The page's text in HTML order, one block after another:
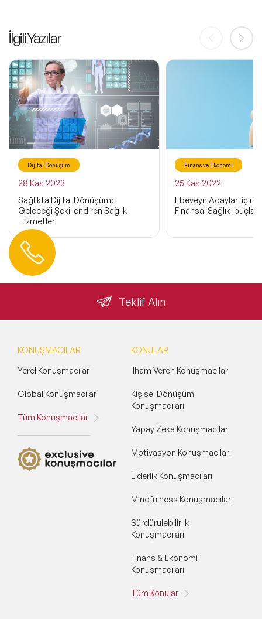
İlgili Yazılar
Dijital Dönüşüm
28 Kas 2023
Sağlıkta Dijital Dönüşüm:
Geleceği Şekillendiren Sağlık
Hizmetleri
Finans ve Ekonomi
25 Kas 2022
Ebeveyn Adayları için
Finansal Sağlık İpuçları
Teklif Alın
Hemen Ulaşın
KONUŞMACILAR
Yerel Konuşmacılar
Global Konuşmacılar
Tüm Konuşmacılar
KONULAR
İlham Veren Konuşmacılar
Kişisel Dönüşüm
Konuşmacıları
Yapay Zeka Konuşmacıları
Motivasyon Konuşmacıları
Liderlik Konuşmacıları
Mindfulness Konuşmacıları
Sürdürülebilirlik
Konuşmacıları
Finans & Ekonomi
Konuşmacıları
Tüm Konular